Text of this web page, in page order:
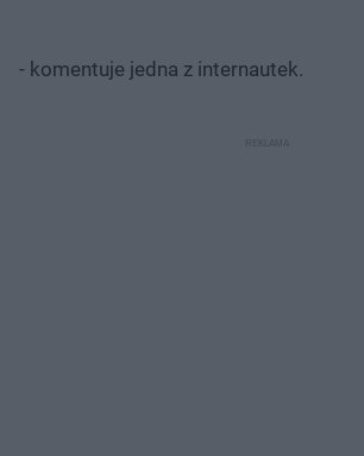
- komentuje jedna z internautek.